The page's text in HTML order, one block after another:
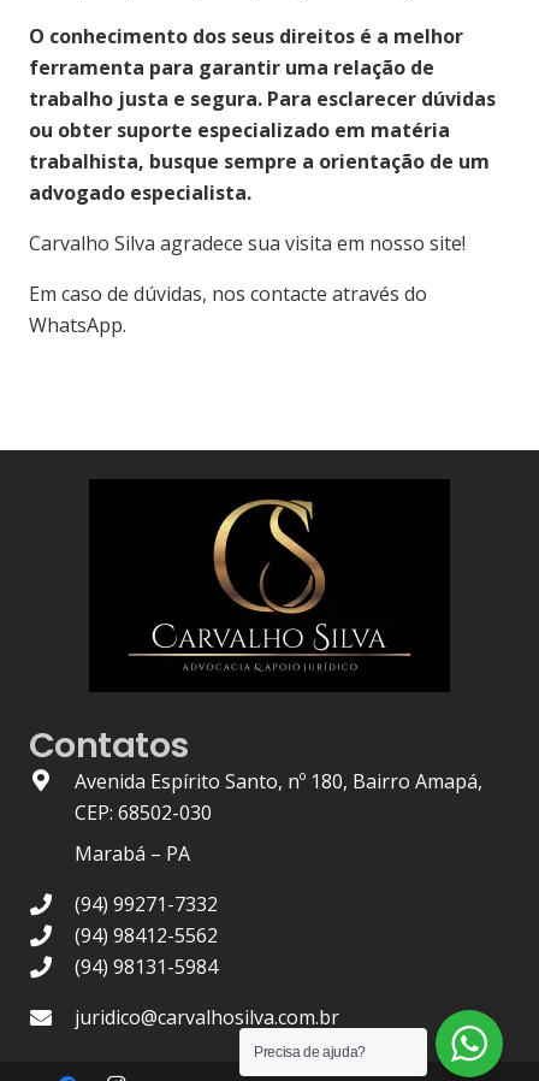
O conhecimento dos seus direitos é a melhor
ferramenta para garantir uma relação de
trabalho justa e segura. Para esclarecer dúvidas
ou obter suporte especializado em matéria
trabalhista, busque sempre a orientação de um
advogado especialista.
Carvalho Silva agradece sua visita em nosso site!
Em caso de dúvidas, nos contacte através do
WhatsApp.
Contatos
Avenida Espírito Santo, nº 180, Bairro Amapá,
CEP: 68502-030
Marabá – PA
(94) 99271-7332
(94) 98412-5562
(94) 98131-5984
juridico@carvalhosilva.com.br
Precisa de ajuda?